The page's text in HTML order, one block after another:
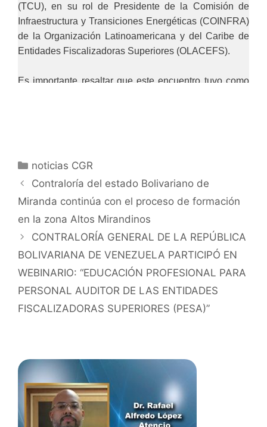
(TCU), en su rol de Presidente de la Comisión de
Infraestructura y Transiciones Energéticas (COINFRA)
de la Organización Latinoamericana y del Caribe de
Entidades Fiscalizadoras Superiores (OLACEFS).
Es importante resaltar que este encuentro tuvo como
Fuerza de Tarea 4 (FT4).
La videoconferencia contó con las ponencias de
buenas prácticas sobre Transición Energética por
parte de las EFS de México, Buenos Aires y Cuba, así
demanda de energías renovables por parte de la EFS
de Venezuela, que en esta oportunidad estuvo
representada por servidoras y servidores de la
Dirección General de Control de la Administración
Sector Poderes Nacionales y Seguridad Pública.
noticias CGR
Contraloría del estado Bolivariano de
Miranda continúa con el proceso de formación
en la zona Altos Mirandinos
CONTRALORÍA GENERAL DE LA REPÚBLICA
BOLIVARIANA DE VENEZUELA PARTICIPÓ EN
WEBINARIO: “EDUCACIÓN PROFESIONAL PARA
PERSONAL AUDITOR DE LAS ENTIDADES
FISCALIZADORAS SUPERIORES (PESA)”